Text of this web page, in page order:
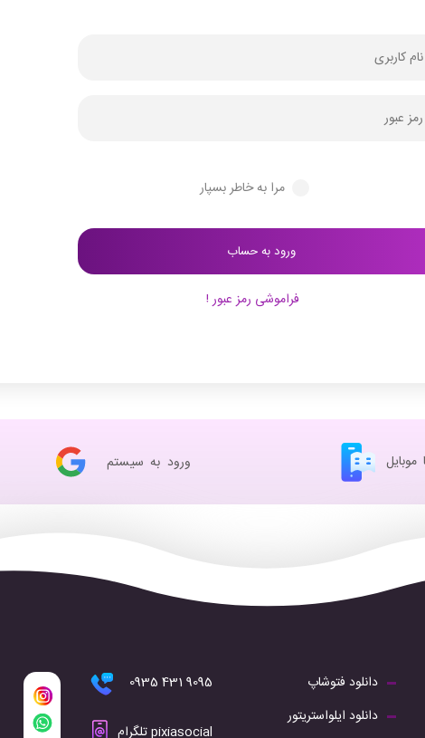
مرا به خاطر بسپار
فراموشی رمز عبور !
موبایل ورود به سیستم
دانلود فتوشاپ
دانلود ایلواستریتور
9095 431 0935
pixiasocial تلگرام